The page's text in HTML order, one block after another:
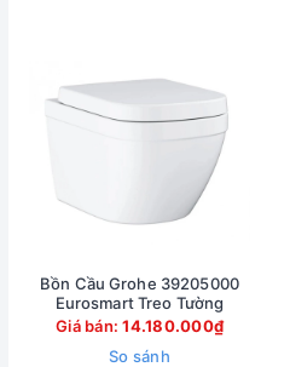
Bồn Cầu Grohe 39205000
Eurosmart Treo Tường
Giá bán:14.180.000₫
So sánh